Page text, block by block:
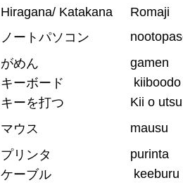
Hiragana/ Katakana
Romaji
ノートパソコン
がめん
gamen
キーボード
kiiboodo
キーを打つ
Kii o utsu
マウス
mausu
プリンタ
purinta
ケーブル
keeburu